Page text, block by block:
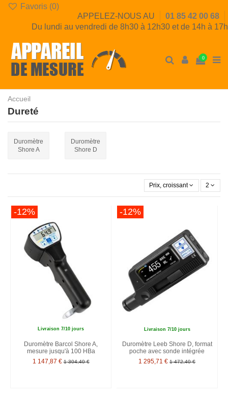
Favoris (0)
APPELEZ-NOUS AU
01 85 42 00 68
Du lundi au vendredi de 8h30 à 12h30 et de 14h à 17h
0
Accueil
Dureté
Duromètre
Shore A
Duromètre
Shore D
Prix, croissant 2
-12%
Livraison 7/10 jours
Duromètre Barcol Shore A,
mesure jusqu'à 100 HBa
1 147,87 € 1 304,40 €
-12%
Livraison 7/10 jours
Duromètre Leeb Shore D, format
poche avec sonde intégrée
1 295,71 € 1 472,40 €